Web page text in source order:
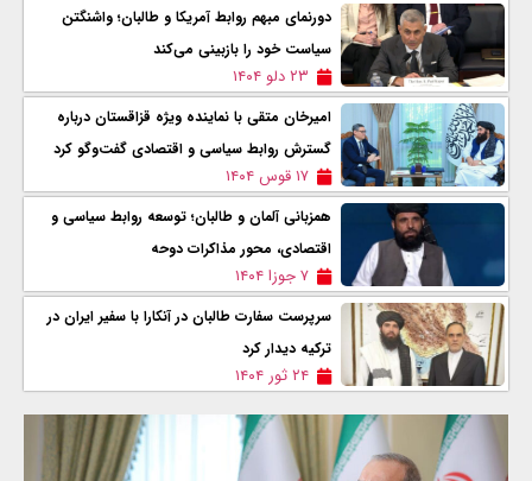
دورنمای مبهم روابط آمریکا و طالبان؛ واشنگتن
سیاست خود را بازبینی می‌کند
۲۳ دلو ۱۴۰۴
امیرخان متقی با نماینده ویژه قزاقستان درباره
گسترش روابط سیاسی و اقتصادی گفت‌وگو کرد
۱۷ قوس ۱۴۰۴
همزبانی آلمان و طالبان؛ توسعه روابط سیاسی و
اقتصادی، محور مذاکرات دوحه
۷ جوزا ۱۴۰۴
سرپرست سفارت طالبان در آنکارا با سفیر ایران در
ترکیه دیدار کرد
۲۴ ثور ۱۴۰۴